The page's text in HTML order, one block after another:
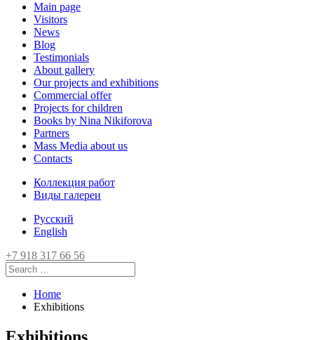
Main page
Visitors
News
Blog
Testimonials
About gallery
Our projects and exhibitions
Commercial offer
Projects for children
Books by Nina Nikiforova
Partners
Mass Media about us
Contacts
Коллекция работ
Виды галереи
Русский
English
+7 918 317 66 56
Home
Exhibitions